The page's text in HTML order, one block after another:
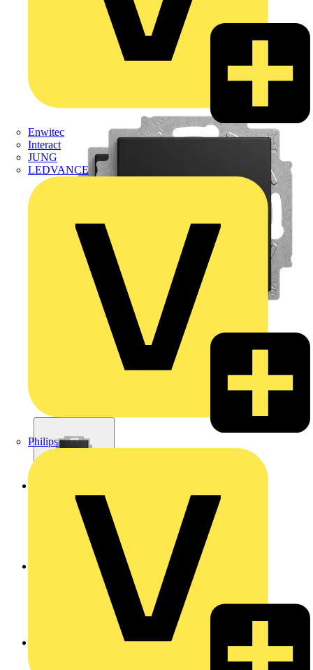
Enwitec
Interact
JUNG
LEDVANCE
Philips
Zurück zu Produkte